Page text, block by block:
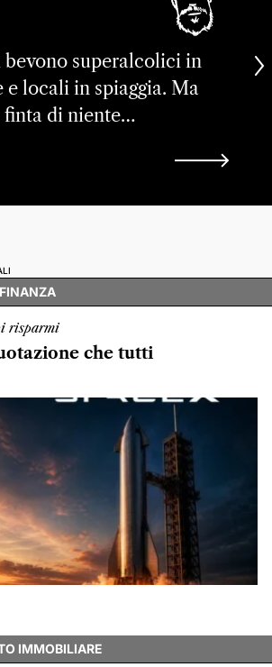
superalcolici in
e locali in spiaggia. Ma
di niente…
risparmi
che tutti
IMMOBILIARE